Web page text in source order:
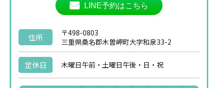
LINE予約はこちら
住所
〒498-0803
三重県桑名郡木曽岬町大字和泉33-2
定休日 木曜日午前・土曜日午後・日・祝